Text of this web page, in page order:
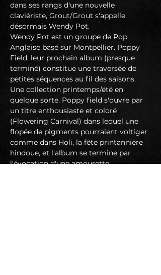
dans ses rangs d'une nouvelle
claviériste, Grout/Grout s'appelle
désormais Wendy Pot.
Wendy Pot est un groupe de Pop
Anglaise basé sur Montpellier. Poppy
Field, leur prochain album (presque
terminé) constitue une traversée de
petites séquences au fil des saisons.
Une collection printemps/été en
quelque sorte. Poppy field s'ouvre par
un titre enthousiaste et coloré
(Flowering Carnival) dans lequel une
flopée de pigments pourraient voltiger
comme dans Holi, la fête printannière
hindoue, et l'album se termine par
l'évocation d'une amourette